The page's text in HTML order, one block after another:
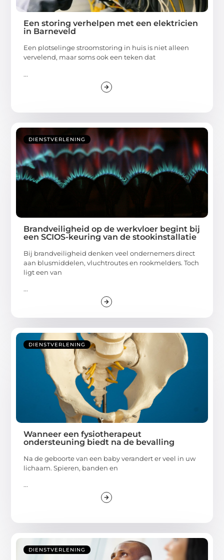
Een storing verhelpen met een elektricien
in Barneveld
Een plotselinge stroomstoring in huis is niet alleen
vervelend, maar soms ook een teken dat
...
DIENSTVERLENING
Brandveiligheid op de werkvloer begint bij
een SCIOS-keuring van de stookinstallatie
Bij brandveiligheid denken veel ondernemers direct
aan blusmiddelen, vluchtroutes en rookmelders. Toch
ligt een van
...
DIENSTVERLENING
Wanneer een fysiotherapeut
ondersteuning biedt na de bevalling
Na de geboorte van een baby verandert er veel in uw
lichaam. Spieren, banden en
...
DIENSTVERLENING